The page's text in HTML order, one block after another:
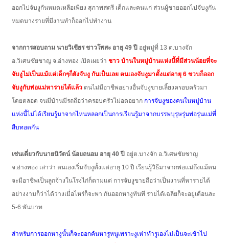
ออกไปจับงูกันหมดเหลือเพียง สุภาพสตรี เด็กและคนแก่ ส่วนผู้ชายออกไปจับงูกัน
หมดบางรายที่มีงานทำก็ออกไปทำงาน
จากการสอบถาม นายวิเชียร ชาวโพสะ อายุ 49 ปี อยู่หมู่ที่ 13 ต.บางจัก
อ.วิเศษชัยชาญ จ.อ่างทอง เปิดเผยว่าชาว บ้านในหมู่บ้านแห่งนี้ที่มีส่วนน้อยที่จะ
จับงูไม่เป็นแม้แต่เด็กๆก็ยังจับงู กันเป็นเลย ตนเองจับงูมาตั้งแต่อายุ 6 ขวบก็ออก
จับงูกับพ่อแม่หารายได้แล้ว ตนไม่มีอาชีพอย่างอื่นจับงูขายเลี้ยงครอบครัวมา
โดยตลอด จนมีบ้านมีรถถือว่าครอบครัวไม่อดอยาก การจับงูของคนในหมู่บ้าน
แห่งนี้ไม่ได้เรียนรู้มาจากไหนหลอกเป็นการเรียนรู้มาจากบรรพบุรุษรุ่นพ่อรุ่นแม่ที่
สืบทอดกัน
เช่นเดี่ยวกับนายนิวัตน์ น้อยถนอม อายุ 40 ปี อยู่ต.บางจัก อ.วิเศษชัยชาญ
จ.อ่างทอง เล่าว่า ตนเองเริ่มจับงูตั้งแต่อายุ 10 ปี เรียนรู้วิธีมาจากพ่อแม่ถึงแม้ตน
จะมีอาชีพเป็นลูกจ้างในโรงไก่ก็ตามแต่ การจับงูขายถือว่าเป็นงานที่หารายได้
อย่างงามก็ว่าได้ว่างเมื่อไหร่ก็จะพา กันออกหางูทันที รายได้เฉลี่ยก็จะอยู่เดือนละ
5-6 พันบาท
สำหรับการออกหางูนั้นก็จะออกค้นหารูหนูเพราะงูเห่าทำรูเองไม่เป็นจะเข้าไป